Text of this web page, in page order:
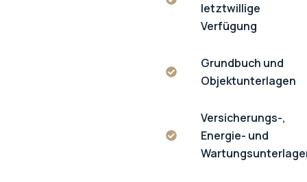
letztwillige
Verfügung
Grundbuch und
Objektunterlagen
Versicherungs-,
Energie- und